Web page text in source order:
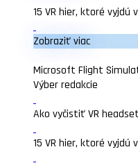
15 VR hier, ktoré vyjdú
Zobraziť viac
Microsoft Flight
Výber redakcie
Ako vyčistiť VR headset
15 VR hier, ktoré vyjdú